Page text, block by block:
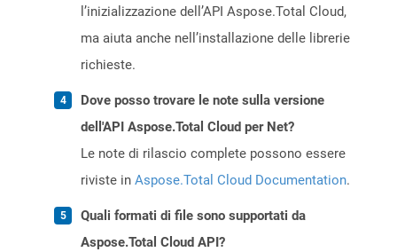
l’inizializzazione dell’API Aspose.Total Cloud,
ma aiuta anche nell’installazione delle librerie
richieste.
Dove posso trovare le note sulla versione
dell'API Aspose.Total Cloud per Net?
Le note di rilascio complete possono essere
riviste in Aspose.Total Cloud Documentation.
Quali formati di file sono supportati da
Aspose.Total Cloud API?